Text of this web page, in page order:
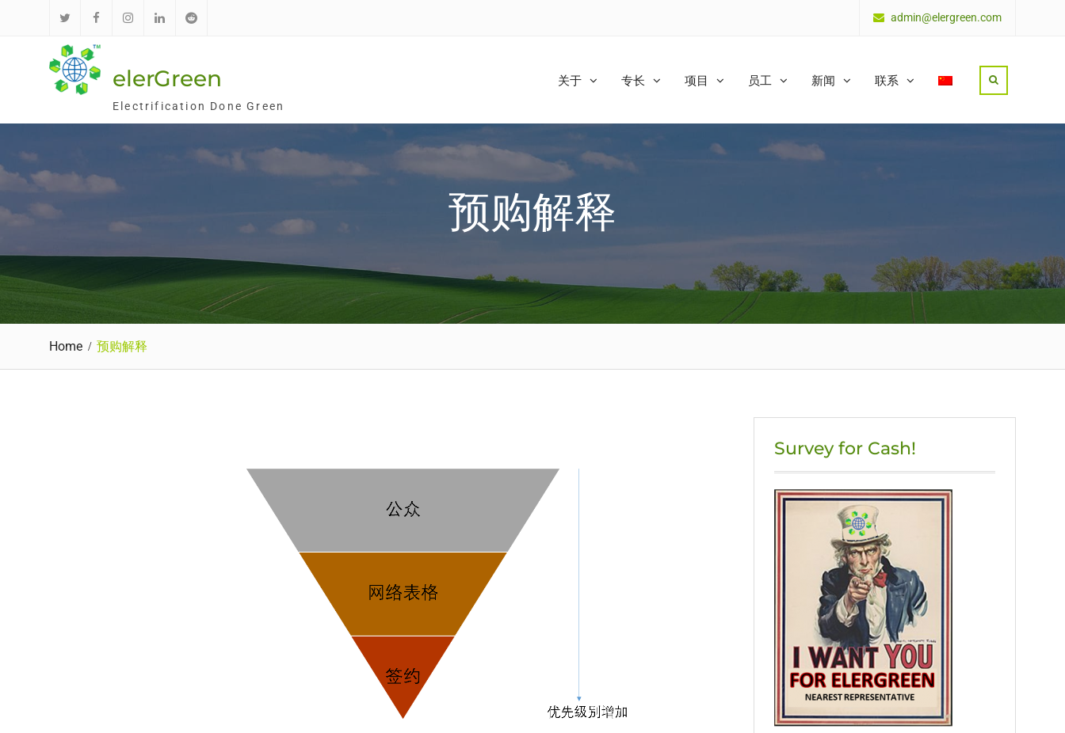
admin@elergreen.com
特
elerGreen
Electrification Done Green
关于 专长 项目 员工 新闻 联系
预购解释
Home 预购解释
Survey for Cash!